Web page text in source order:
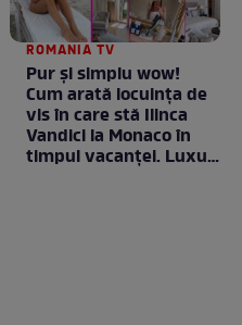
ROMANIA TV
Pur și simplu wow!
Cum arată locuința de
vis în care stă Ilinca
Vandici la Monaco în
timpul vacanței. Luxul